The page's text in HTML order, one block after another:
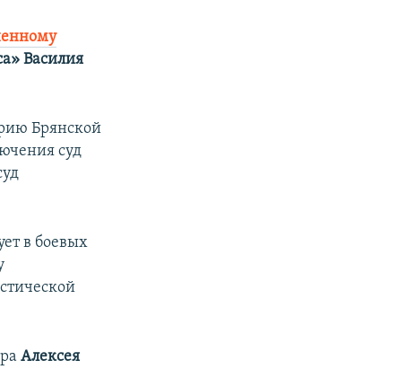
Василия
Брянской
суд
в боевых
Алексея